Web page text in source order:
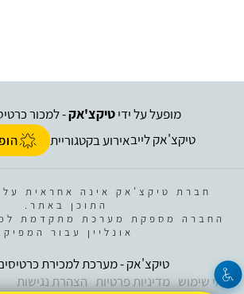
מופעל על ידיטיקצ'אק- למכור
טיקצ'אק לייבאירוע בקטגוריית
חברת טיקצ'אק אינה אחראית על
התוכן באתר.
החברה מספקת מערכת מתקדמת
אונליין עבור המפיק.
טיקצ'אק - מערכת למכירת כרטיסים
תנאי שימוש מדיניות פרטיות הצהרת נגישות